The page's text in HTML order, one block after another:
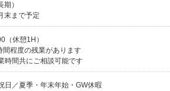
）
末まで予定
（休憩1H）
程度の残業があります
時間共にご相談可能です
日／夏季・年末年始・GW休暇